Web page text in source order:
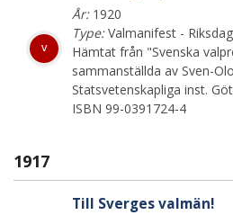
v
År:1920
Type:Valmanifest -
Hämtat från "Svenska
sammanställda av Sven-
Statsvetenskapliga inst.
ISBN 99-0391724-4
1917
Till Sverges valmän!